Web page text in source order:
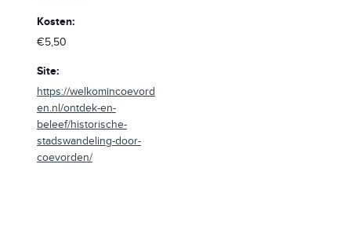
Kosten:
€5,50
Site:
https://welkomincoevord
en.nl/ontdek-en-
beleef/historische-
stadswandeling-door-
coevorden/